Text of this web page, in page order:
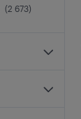
(2 673)